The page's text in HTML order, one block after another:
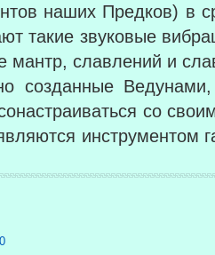
наших Предков) в
такие звуковые
мантр, славлений и
созданные
со
инструментом